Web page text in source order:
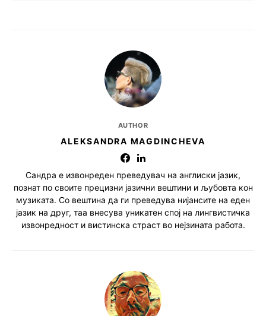
AUTHOR
ALEKSANDRA MAGDINCHEVA
Сандра е извонреден преведувач на англиски јазик,
познат по своите прецизни јазични вештини и љубовта кон
музиката. Со вештина да ги преведува нијансите на еден
јазик на друг, таа внесува уникатен спој на лингвистичка
извонредност и вистинска страст во нејзината работа.